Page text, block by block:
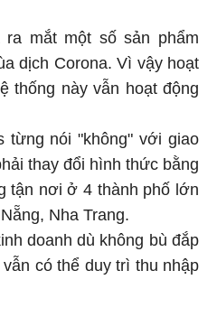
ra mắt một số sản phẩm
dịch Corona. Vì vậy hoạt
thống này vẫn hoạt động
từng nói "không" với giao
thay đổi hình thức bằng
tận nơi ở 4 thành phố lớn
Nha Trang.
doanh dù không bù đắp
có thể duy trì thu nhập